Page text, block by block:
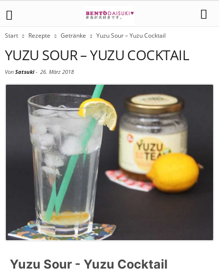
Start Rezepte Getränke Yuzu Sour – Yuzu Cocktail
YUZU SOUR – YUZU COCKTAIL
Von Satsuki- 26. März 2018
Yuzu Sour - Yuzu Cocktail